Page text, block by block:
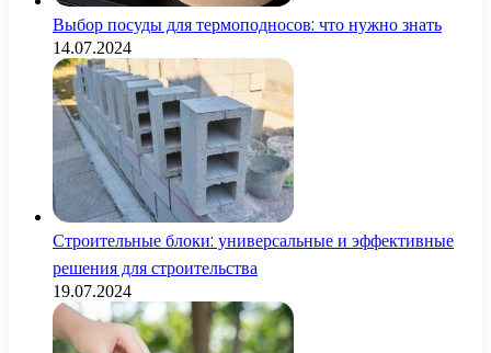
Выбор посуды для термоподносов: что нужно знать
14.07.2024
Строительные блоки: универсальные и эффективные
решения для строительства
19.07.2024